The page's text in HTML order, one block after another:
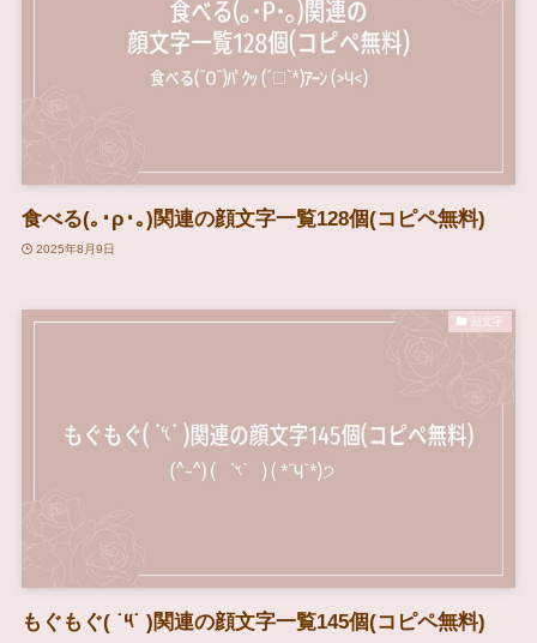
食べる(｡･ρ･｡)関連の顔文字一覧128個(コピペ無料)
2025年8月9日
顔文字
もぐもぐ( ˙༥˙ )関連の顔文字一覧145個(コピペ無料)